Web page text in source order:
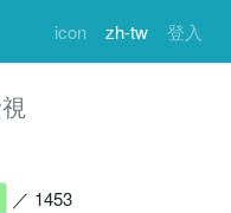
icon zh-tw 登入
／ 1453